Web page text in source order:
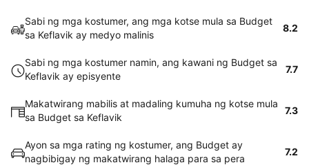
Sabi ng mga kostumer, ang mga kotse mula sa Budget
sa Keflavik ay medyo malinis
8.2
Sabi ng mga kostumer namin, ang kawani ng Budget sa
Keflavik ay episyente
7.7
Makatwirang mabilis at madaling kumuha ng kotse mula
sa Budget sa Keflavik
7.3
Ayon sa mga rating ng kostumer, ang Budget ay
nagbibigay ng makatwirang halaga para sa pera
7.2